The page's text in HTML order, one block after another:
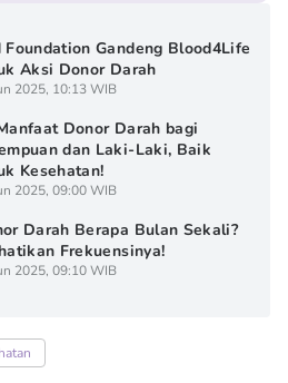
Foundation Gandeng Blood4Life
Aksi Donor Darah
2025, 10:13 WIB
Donor Darah bagi
dan Laki-Laki, Baik
Kesehatan!
2025, 09:00 WIB
Darah Berapa Bulan Sekali?
Frekuensinya!
2025, 09:10 WIB